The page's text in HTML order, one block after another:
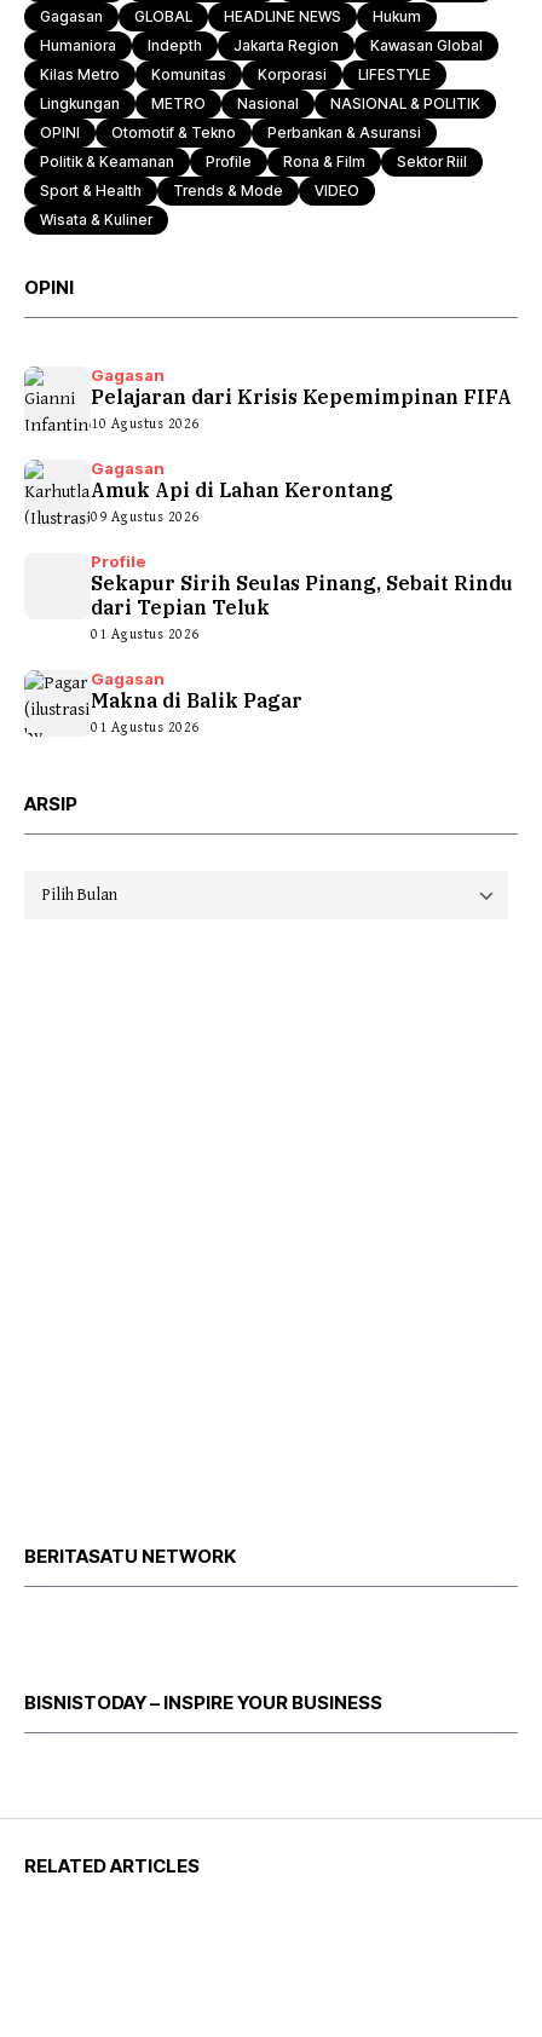
Gagasan GLOBAL HEADLINE NEWS
Hukum
Humaniora
Indepth Jakarta Region
Kawasan Global
Kilas Metro
Komunitas Korporasi
LIFESTYLE
Lingkungan
METRO Nasional
NASIONAL & POLITIK
OPINI
Otomotif & Tekno
Perbankan & Asuransi
Politik & Keamanan
Profile Rona & Film
Sektor Riil
Sport & Health
Trends & Mode
VIDEO
Wisata & Kuliner
OPINI
Gagasan
Pelajaran dari Krisis Kepemimpinan FIFA
10 Agustus 2026
Gagasan
Amuk Api di Lahan Kerontang
09 Agustus 2026
Profile
Sekapur Sirih Seulas Pinang, Sebait Rindu
dari Tepian Teluk
01 Agustus 2026
Gagasan
Makna di Balik Pagar
01 Agustus 2026
ARSIP
Arsip
BERITASATU NETWORK
BISNISTODAY – INSPIRE YOUR BUSINESS
RELATED ARTICLES